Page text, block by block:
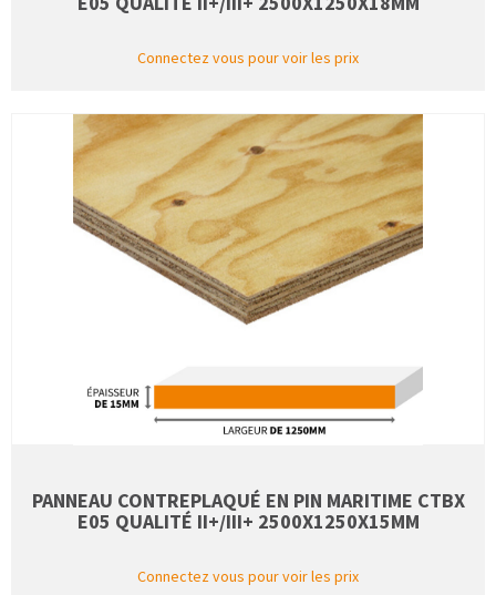
Connectez vous pour voir les prix
PANNEAU CONTREPLAQUÉ EN PIN MARITIME CTBX
E05 QUALITÉ II+/III+ 2500X1250X15MM
Connectez vous pour voir les prix